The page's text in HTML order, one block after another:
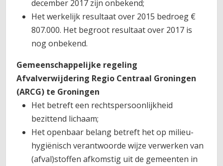
december 2017 zijn onbekend;
Het werkelijk resultaat over 2015 bedroeg €
807.000. Het begroot resultaat over 2017 is
nog onbekend.
Gemeenschappelijke regeling
Afvalverwijdering Regio Centraal Groningen
(ARCG) te Groningen
Het betreft een rechtspersoonlijkheid
bezittend lichaam;
Het openbaar belang betreft het op milieu-
hygiënisch verantwoorde wijze verwerken van
(afval)stoffen afkomstig uit de gemeenten in